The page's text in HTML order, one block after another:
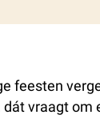
feesten
dát vraagt om